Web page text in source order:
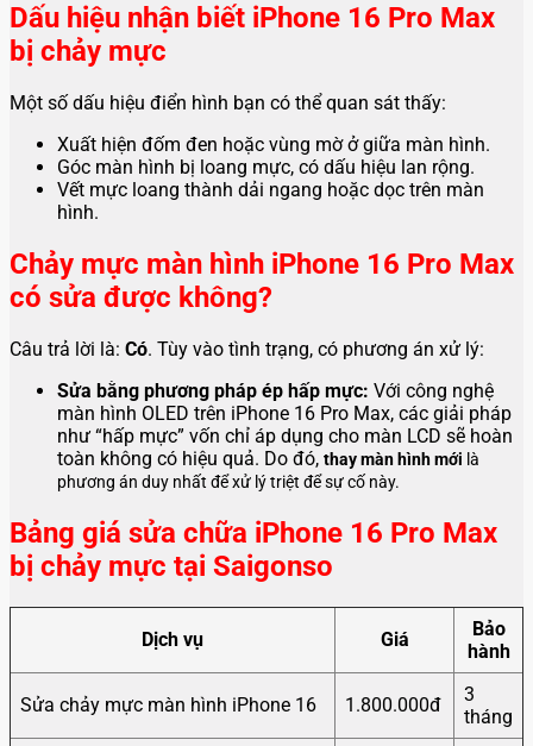
Dấu hiệu nhận biết iPhone 16 Pro Max
bị chảy mực
Một số dấu hiệu điển hình bạn có thể quan sát thấy:
Xuất hiện đốm đen hoặc vùng mờ ở giữa màn hình.
Góc màn hình bị loang mực, có dấu hiệu lan rộng.
Vết mực loang thành dải ngang hoặc dọc trên màn
hình.
Chảy mực màn hình iPhone 16 Pro Max
có sửa được không?
Câu trả lời là: Có. Tùy vào tình trạng, có phương án xử lý:
Sửa bằng phương pháp ép hấp mực: Với công nghệ
màn hình OLED trên iPhone 16 Pro Max, các giải pháp
như “hấp mực” vốn chỉ áp dụng cho màn LCD sẽ hoàn
toàn không có hiệu quả. Do đó, thay màn hình mới là
phương án duy nhất để xử lý triệt để sự cố này.
Bảng giá sửa chữa iPhone 16 Pro Max
bị chảy mực tại Saigonso
Dịch vụ Giá
Bảo
hành
Sửa chảy mực màn hình iPhone 16 1.800.000đ
3
tháng